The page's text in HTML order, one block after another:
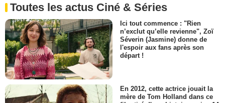
Toutes les actus Ciné & Séries
Ici tout commence : "Rien
n’exclut qu’elle revienne", Zoï
Séverin (Jasmine) donne de
l'espoir aux fans après son
départ !
En 2012, cette actrice jouait la
mère de Tom Holland dans ce